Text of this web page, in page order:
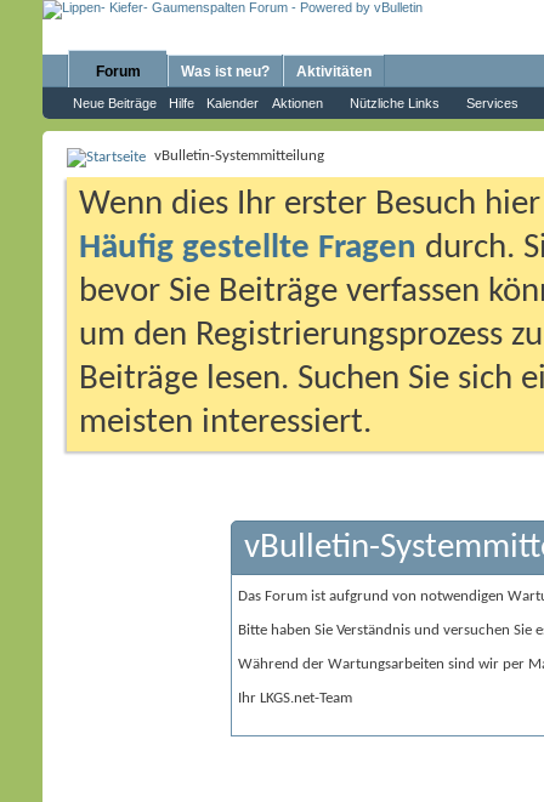
Forum
Neue Beiträge Hilfe Kalender Aktionen Nützliche Links Services
Was ist neu? Aktivitäten
vBulletin-Systemmitteilung
Wenn dies Ihr erster Besuch
Häufig gestellte Fragen durch.
bevor Sie Beiträge verfassen
um den Registrierungsprozess
Beiträge lesen. Suchen Sie sich
meisten interessiert.
vBulletin-
Das Forum ist aufgrund von notwendigen
Bitte haben Sie Verständnis und versuchen Sie
Während der Wartungsarbeiten sind wir per
Ihr LKGS.net-Team